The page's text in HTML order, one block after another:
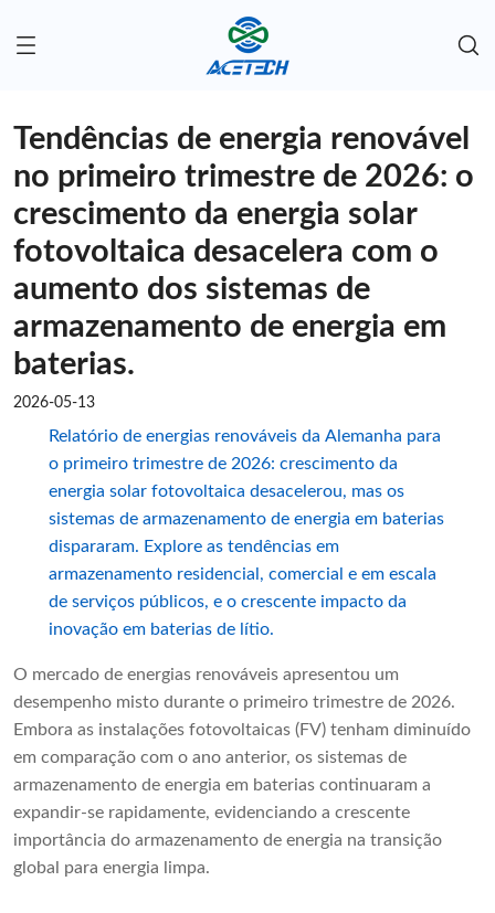
Tendências de energia renovável
no primeiro trimestre de 2026: o
crescimento da energia solar
fotovoltaica desacelera com o
aumento dos sistemas de
armazenamento de energia em
baterias.
2026-05-13
Relatório de energias renováveis ​​da Alemanha para
o primeiro trimestre de 2026: crescimento da
energia solar fotovoltaica desacelerou, mas os
sistemas de armazenamento de energia em baterias
dispararam. Explore as tendências em
armazenamento residencial, comercial e em escala
de serviços públicos, e o crescente impacto da
inovação em baterias de lítio.
O mercado de energias renováveis ​​apresentou um
desempenho misto durante o primeiro trimestre de 2026.
Embora as instalações fotovoltaicas (FV) tenham diminuído
em comparação com o ano anterior, os sistemas de
armazenamento de energia em baterias continuaram a
expandir-se rapidamente, evidenciando a crescente
importância do armazenamento de energia na transição
global para energia limpa.